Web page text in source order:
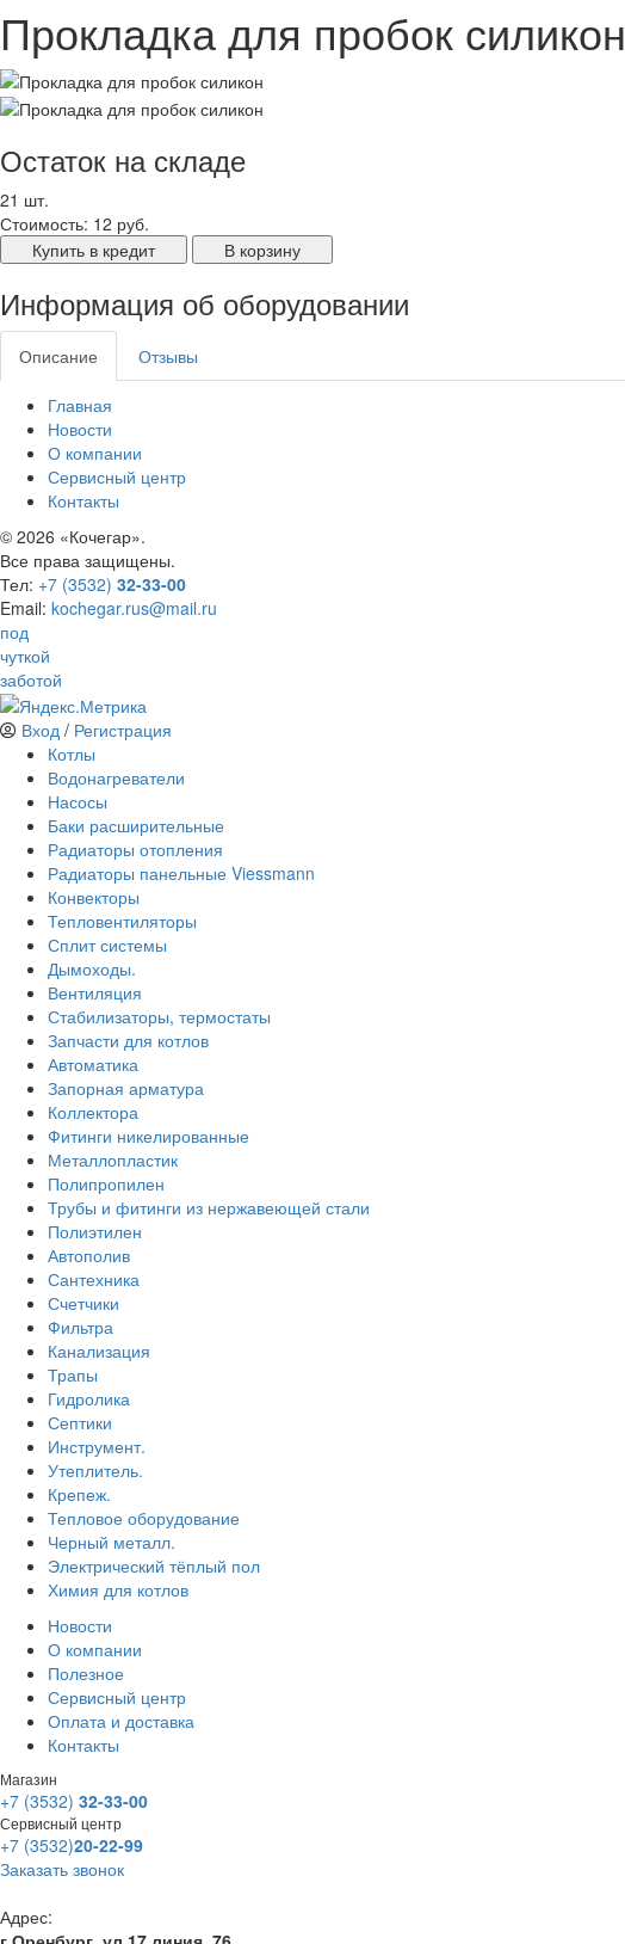
Прокладка для пробок силикон
Остаток на складе
21 шт.
Стоимость: 12 руб.
Купить в кредит
В корзину
Информация об оборудовании
Описание Отзывы
Главная
Новости
О компании
Сервисный центр
Контакты
© 2026 «Кочегар».
Все права защищены.
Тел: +7 (3532) 32-33-00
Email: kochegar.rus@mail.ru
под
чуткой
заботой
Вход / Регистрация
Котлы
Водонагреватели
Насосы
Баки расширительные
Радиаторы отопления
Радиаторы панельные Viessmann
Конвекторы
Тепловентиляторы
Сплит системы
Дымоходы.
Вентиляция
Стабилизаторы, термостаты
Запчасти для котлов
Автоматика
Запорная арматура
Коллектора
Фитинги никелированные
Металлопластик
Полипропилен
Трубы и фитинги из нержавеющей стали
Полиэтилен
Автополив
Сантехника
Счетчики
Фильтра
Канализация
Трапы
Гидролика
Септики
Инструмент.
Утеплитель.
Крепеж.
Тепловое оборудование
Черный металл.
Электрический тёплый пол
Химия для котлов
Новости
О компании
Полезное
Сервисный центр
Оплата и доставка
Контакты
Магазин
+7 (3532) 32-33-00
Сервисный центр
+7 (3532)20-22-99
Заказать звонок
Адрес: